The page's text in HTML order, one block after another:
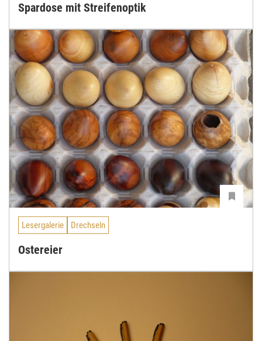
Spardose mit Streifenoptik
Lesergalerie Drechseln
Ostereier